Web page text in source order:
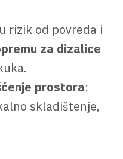
rizik od povreda i
za dizalice
prostora:
skladištenje,